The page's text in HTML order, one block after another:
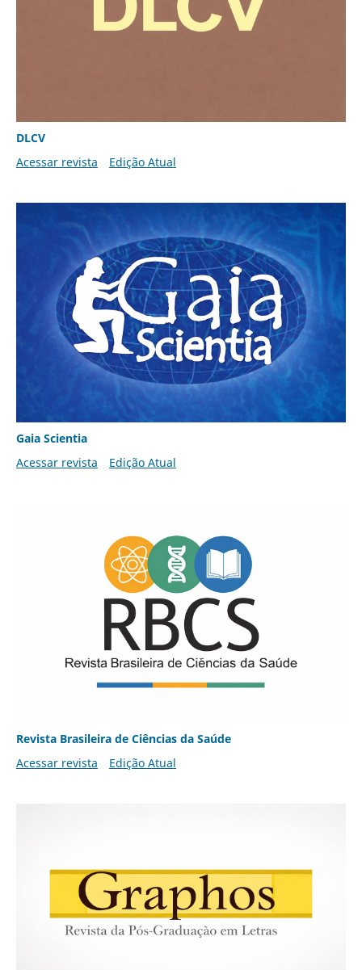
DLCV
Acessar revista
Edição Atual
Gaia Scientia
Acessar revista
Edição Atual
Revista Brasileira de Ciências da Saúde
Acessar revista
Edição Atual